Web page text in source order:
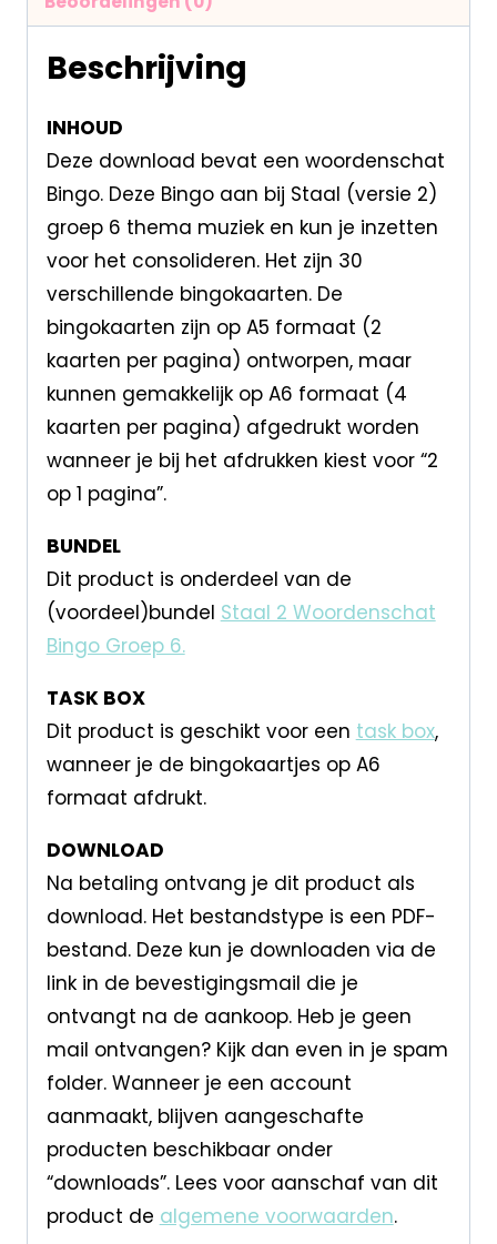
Beschrijving
INHOUD
Deze download bevat een woordenschat
Bingo. Deze Bingo aan bij Staal (versie 2)
groep 6 thema muziek en kun je inzetten
voor het consolideren. Het zijn 30
verschillende bingokaarten. De
bingokaarten zijn op A5 formaat (2
kaarten per pagina) ontworpen, maar
kunnen gemakkelijk op A6 formaat (4
kaarten per pagina) afgedrukt worden
wanneer je bij het afdrukken kiest voor “2
op 1 pagina”.
BUNDEL
Dit product is onderdeel van de
(voordeel)bundel Staal 2 Woordenschat
Bingo Groep 6.
TASK BOX
Dit product is geschikt voor een task box,
wanneer je de bingokaartjes op A6
formaat afdrukt.
DOWNLOAD
Na betaling ontvang je dit product als
download. Het bestandstype is een PDF-
bestand. Deze kun je downloaden via de
link in de bevestigingsmail die je
ontvangt na de aankoop. Heb je geen
mail ontvangen? Kijk dan even in je spam
folder. Wanneer je een account
aanmaakt, blijven aangeschafte
producten beschikbaar onder
“downloads”. Lees voor aanschaf van dit
product de algemene voorwaarden.